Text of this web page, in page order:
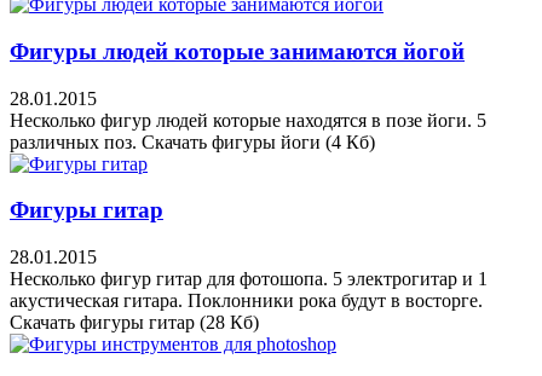
Фигуры людей которые занимаются йогой
28.01.2015
Несколько фигур людей которые находятся в позе йоги. 5
различных поз. Скачать фигуры йоги (4 Кб)
Фигуры гитар
28.01.2015
Несколько фигур гитар для фотошопа. 5 электрогитар и 1
акустическая гитара. Поклонники рока будут в восторге.
Скачать фигуры гитар (28 Кб)